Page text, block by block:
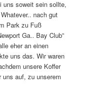
uns soweit sein sollte,
nach gut
Park zu Fuß
Ga.. Bay Club”
eher an einen
uns das. Wir waren
unsere Koffer
uns auf, zu unserem